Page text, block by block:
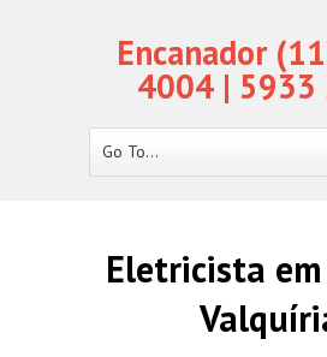
Encanador
4004 | 5933
Go To...
Eletricista